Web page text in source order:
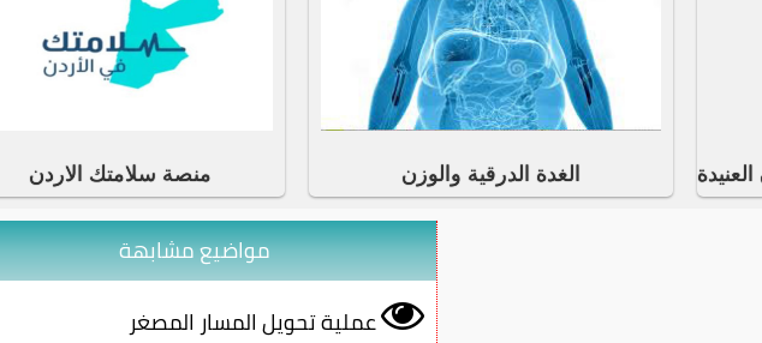
الغدة الدرقية والوزن منصة سلامتك الاردن
مواضيع مشابهة
عملية تحويل المسار المصغر